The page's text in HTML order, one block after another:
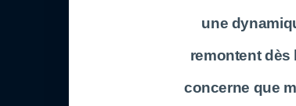
une
remontent dès
concerne que